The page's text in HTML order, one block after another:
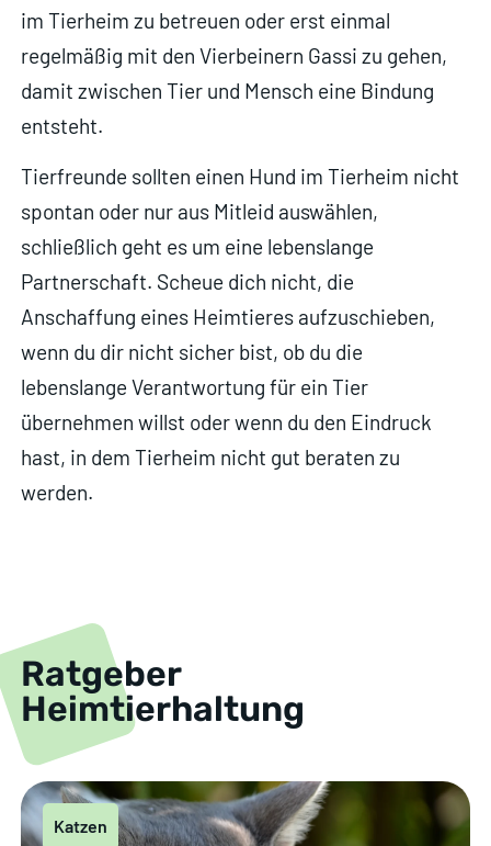
im Tierheim zu betreuen oder erst einmal
regelmäßig mit den Vierbeinern Gassi zu gehen,
damit zwischen Tier und Mensch eine Bindung
entsteht.
Tierfreunde sollten einen Hund im Tierheim nicht
spontan oder nur aus Mitleid auswählen,
schließlich geht es um eine lebenslange
Partnerschaft. Scheue dich nicht, die
Anschaffung eines Heimtieres aufzuschieben,
wenn du dir nicht sicher bist, ob du die
lebenslange Verantwortung für ein Tier
übernehmen willst oder wenn du den Eindruck
hast, in dem Tierheim nicht gut beraten zu
werden.
Ratgeber
Heimtierhaltung
Katzen